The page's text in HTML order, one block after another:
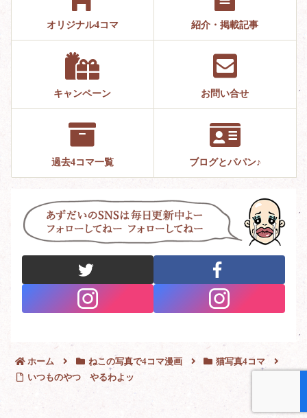
オリジナル4コマ 紹介・掲載記事
キャンペーン お問い合せ
過去4コマ一覧 ブログとパパン♪
ホーム ねこの写真で4コマ漫画
猫写真4コマ
いつものやつ やるわよッ